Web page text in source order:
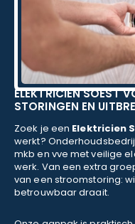
ELEKTRICIEN SOEST
STORINGEN EN
Zoek je een Elektricien
werkt?
mkb en vve met veilige
werk. Van een extra
van een stroomstoring:
betrouwbaar draait.